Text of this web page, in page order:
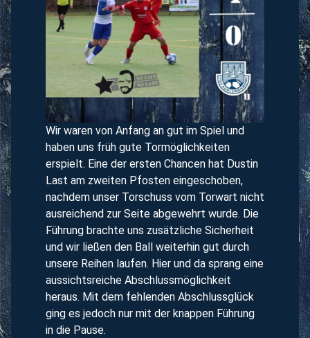
Wir waren von Anfang an gut im Spiel und
haben uns früh gute Tormöglichkeiten
erspielt. Eine der ersten Chancen hat Dustin
Last am zweiten Pfosten eingeschoben,
nachdem unser Torschuss vom Torwart nicht
ausreichend zur Seite abgewehrt wurde. Die
Führung brachte uns zusätzliche Sicherheit
und wir ließen den Ball weiterhin gut durch
unsere Reihen laufen. Hier und da sprang eine
aussichtsreiche Abschlussmöglichkeit
heraus. Mit dem fehlenden Abschlussglück
ging es jedoch nur mit der knappen Führung
in die Pause.